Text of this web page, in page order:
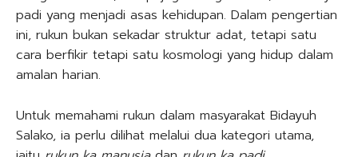
padi yang menjadi asas kehidupan. Dalam pengertian
ini, rukun bukan sekadar struktur adat, tetapi satu
cara berfikir tetapi satu kosmologi yang hidup dalam
amalan harian.
Untuk memahami rukun dalam masyarakat Bidayuh
Salako, ia perlu dilihat melalui dua kategori utama,